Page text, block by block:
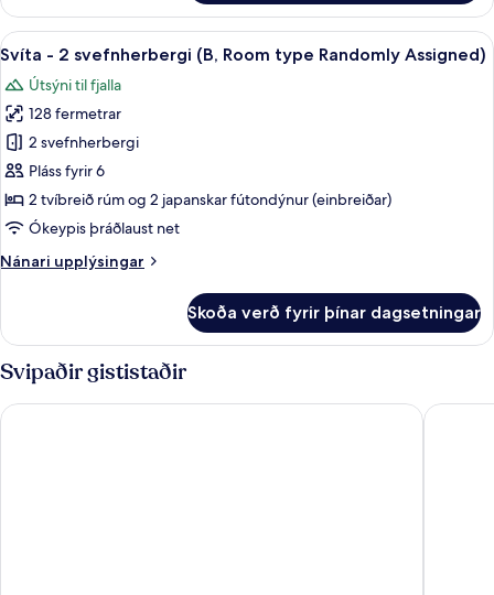
(A,
Room
type
Assigned)
Skoða
allar
myndir
fyrir
Svíta
-
2
svefnherbergi
Room
Assigned)
Svíta - 2 svefnherbergi (B, Room
5
Svíta - 2 svefnherbergi (B, Room type Randomly Assigned)
Útsýni til fjalla
128 fermetrar
2 svefnherbergi
Pláss fyrir 6
2 tvíbreið rúm og 2 japanskar fútondýnur (einbreiðar)
Ókeypis þráðlaust net
Nánari upplýsingar
Nánari
-
2
svefnherbergi
(B,
Room
Skoða verð fyrir þínar dagsetningar
Svipaðir gististaðir
Moon On The Cloud